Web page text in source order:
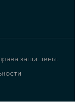
защищены.